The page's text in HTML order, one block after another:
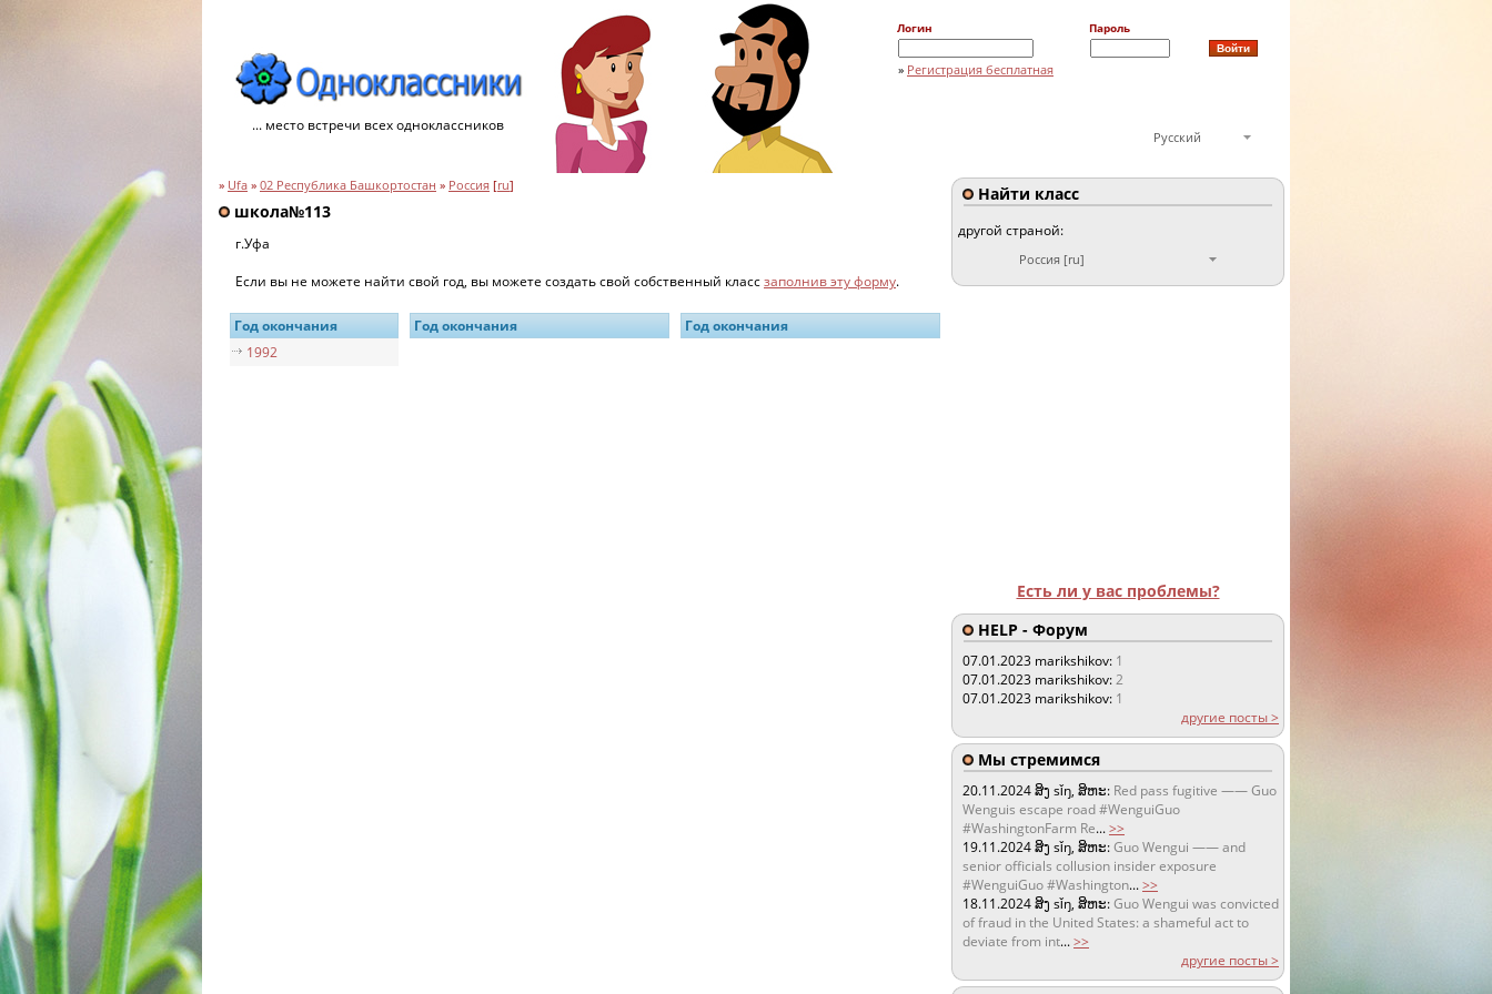
... место встречи всех одноклассников
Логин Пароль
» Регистрация бесплатная
Русский
» Ufa » 02 Республика Башкортостан » Россия [ru]
школа№113
г.Уфа
Если вы не можете найти свой год, вы можете создать свой собственный классзаполнив эту форму.
Год окончания Год окончания
Год окончания
1992
Найти класс
другой страной:
Россия [ru]
Есть ли у вас проблемы?
HELP - Форум
07.01.2023 marikshikov: 1
07.01.2023 marikshikov:2
07.01.2023 marikshikov: 1
другие посты >
Мы стремимся
20.11.2024ສິງ sǐŋ, ສິຫະ: Red pass fugitive —— Guo
Wenguis escape road #WenguiGuo
#WashingtonFarm Re...>>
19.11.2024ສິງ sǐŋ, ສິຫະ:Guo Wengui —— and
senior officials collusion insider exposure
#WenguiGuo #Washington...>>
18.11.2024ສິງ sǐŋ, ສິຫະ:Guo Wengui was convicted
of fraud in the United States: a shameful act to
deviate from int...>>
другие посты >